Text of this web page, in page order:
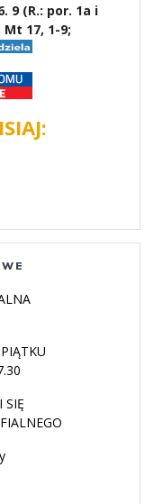
9 (R.: por. 1a i
Mt 17, 1-9;
SIĘ